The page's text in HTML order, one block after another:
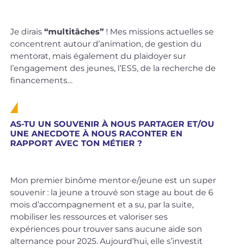
Je dirais “multitâches” ! Mes missions actuelles se
concentrent autour d’animation, de gestion du
mentorat, mais également du plaidoyer sur
l’engagement des jeunes, l’ESS, de la recherche de
financements…
AS-TU UN SOUVENIR À NOUS PARTAGER ET/OU
UNE ANECDOTE À NOUS RACONTER EN
RAPPORT AVEC TON MÉTIER ?
Mon premier binôme mentor·e/jeune est un super
souvenir : la jeune a trouvé son stage au bout de 6
mois d’accompagnement et a su, par la suite,
mobiliser les ressources et valoriser ses
expériences pour trouver sans aucune aide son
alternance pour 2025. Aujourd’hui, elle s’investit